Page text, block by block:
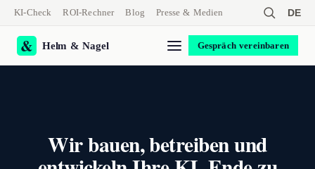
KI-Check ROI-Rechner Blog Presse & Medien DE
Helm & Nagel Gespräch vereinbaren
Wir bauen, betreiben und